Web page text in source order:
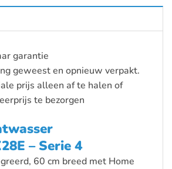
garantie
geweest en opnieuw verpakt.
prijs alleen af te halen of
te bezorgen
– Serie 4
60 cm breed met Home